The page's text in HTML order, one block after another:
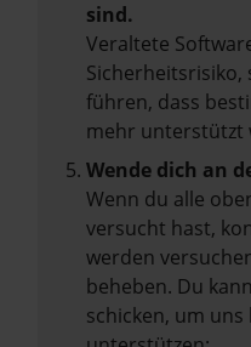
sind.
Veraltete
Sicherheitsrisiko,
führen, dass
mehr unterstützt
Wende dich an
Wenn du alle
versucht hast,
werden
beheben. Du
schicken, um uns